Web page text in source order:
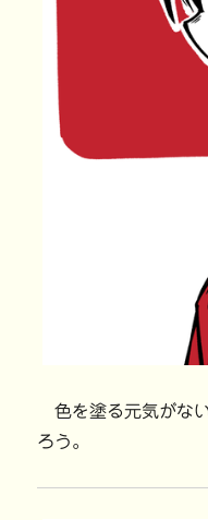
色を塗る元気がな
ろう。